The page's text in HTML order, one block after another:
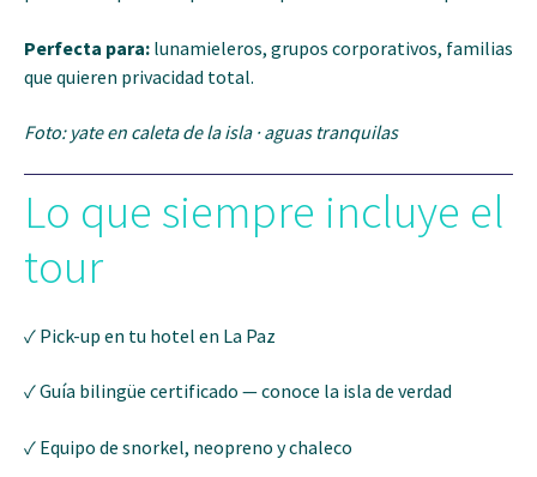
Perfecta para: lunamieleros, grupos corporativos, familias
que quieren privacidad total.
Foto: yate en caleta de la isla · aguas tranquilas
Lo que siempre incluye el
tour
✓ Pick-up en tu hotel en La Paz
✓ Guía bilingüe certificado — conoce la isla de verdad
✓ Equipo de snorkel, neopreno y chaleco